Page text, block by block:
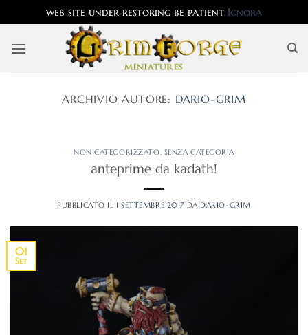
web site under restoring be patient Ignora
ARCHIVIO AUTORE: DARIO-GRIM
NON CATEGORIZZATO, SENZA CATEGORIA
anteprime da kadath!
PUBBLICATO IL 1 SETTEMBRE 2017 DADARIO-GRIM
01
Set